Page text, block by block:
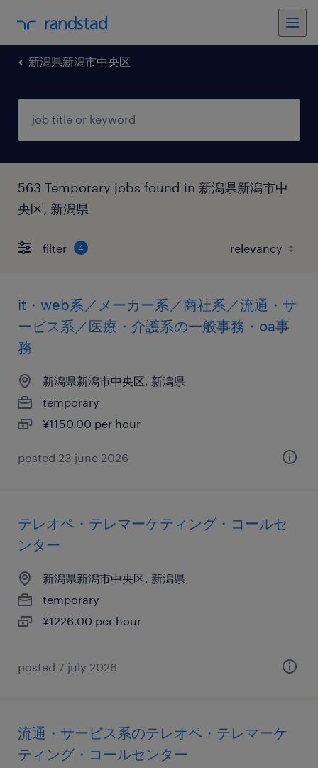
新潟県新潟市中央区
563 Temporary jobs found in 新潟県新潟市中
央区, 新潟県
filter 4
it・web系／メーカー系／商社系／流通・サ
ービス系／医療・介護系の一般事務・oa事
務
新潟県新潟市中央区, 新潟県
temporary
¥1150.00 per hour
posted 23 june 2026
テレオペ・テレマーケティング・コールセ
ンター
新潟県新潟市中央区, 新潟県
temporary
¥1226.00 per hour
posted 7 july 2026
流通・サービス系のテレオペ・テレマーケ
ティング・コールセンター